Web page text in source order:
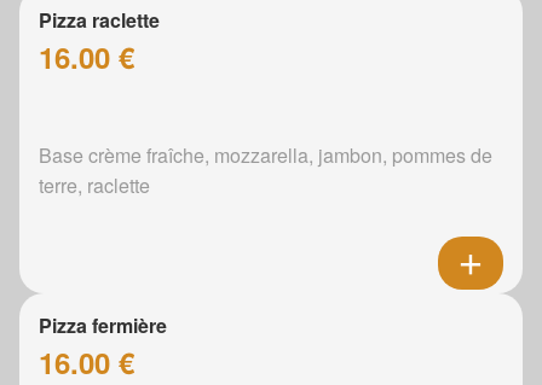
Pizza raclette
16.00 €
Base crème fraîche, mozzarella, jambon, pommes de
terre, raclette
Pizza fermière
16.00 €